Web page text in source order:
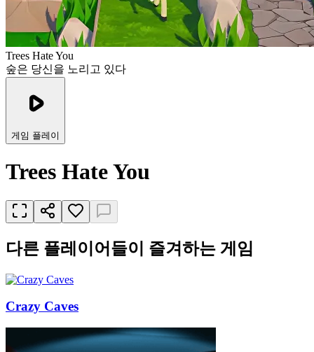
Trees Hate You
숲은 당신을 노리고 있다
게임 플레이
Trees Hate You
다른 플레이어들이 즐겨하는 게임
Crazy Caves